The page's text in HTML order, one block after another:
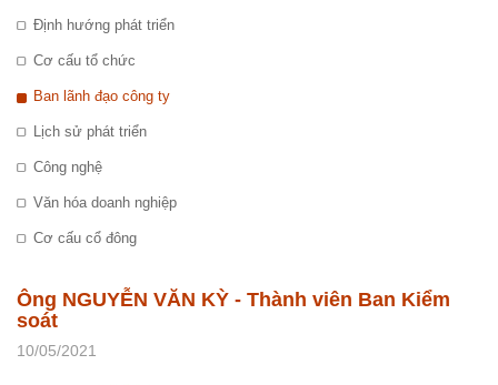
Định hướng phát triển
Cơ cấu tổ chức
Ban lãnh đạo công ty
Lịch sử phát triển
Công nghệ
Văn hóa doanh nghiệp
Cơ cấu cổ đông
Ông NGUYỄN VĂN KỲ - Thành viên Ban Kiểm
soát
10/05/2021